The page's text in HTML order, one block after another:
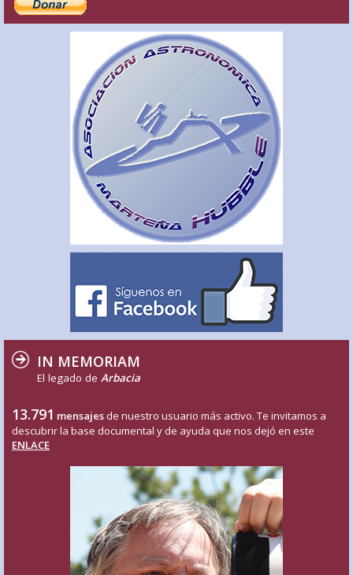
IN MEMORIAM
El legado de Arbacia
13.791 mensajes de nuestro usuario más activo. Te invitamos a
descubrir la base documental y de ayuda que nos dejó en este
ENLACE